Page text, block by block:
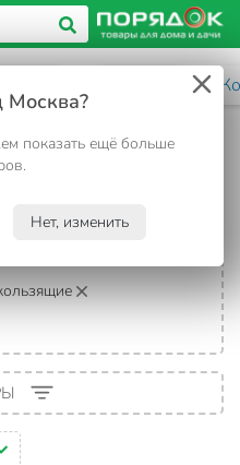
Москва?
показать ещё больше
Нет, изменить
коврики для